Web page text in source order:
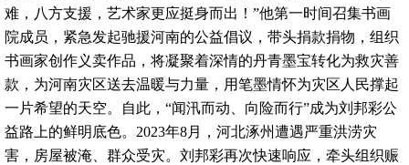
难，八方支援，艺术家更应挺身而出！”他第一时间召集书画
院成员，紧急发起驰援河南的公益倡议，带头捐款捐物，组织
书画家创作义卖作品，将凝聚着深情的丹青墨宝转化为救灾善
款，为河南灾区送去温暖与力量，用笔墨情怀为灾区人民撑起
一片希望的天空。自此，“闻汛而动、向险而行”成为刘邦彩公
益路上的鲜明底色。2023年8月，河北涿州遭遇严重洪涝灾
害，房屋被淹、群众受灾。刘邦彩再次快速响应，牵头组织赈